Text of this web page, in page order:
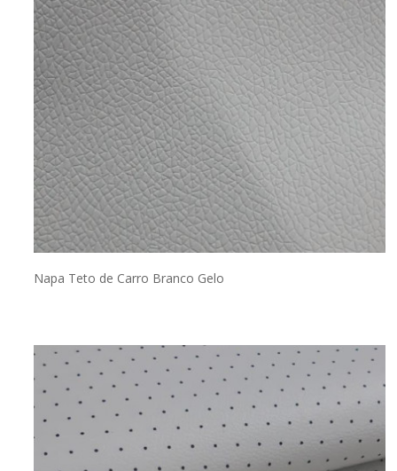
Napa Teto de Carro Branco Gelo